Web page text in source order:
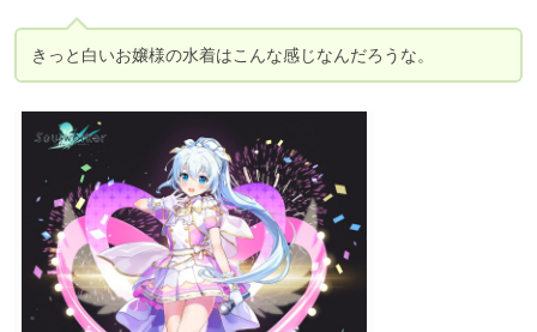
きっと白いお嬢様の水着はこんな感じなんだろうな。